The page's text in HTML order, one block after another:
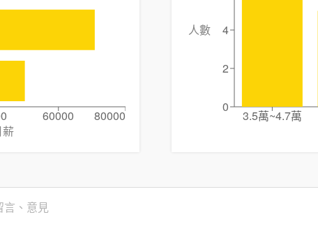
60000
80000
3.5萬~4.7萬
0
2
4
人數